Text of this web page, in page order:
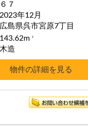
６７
2023年12月
広島県呉市宮原7丁目
143.62m2
木造